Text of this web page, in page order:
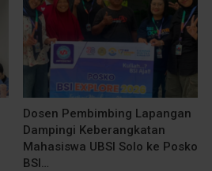
Dosen Pembimbing Lapangan
Dampingi Keberangkatan
Mahasiswa UBSI Solo ke Posko
BSI…